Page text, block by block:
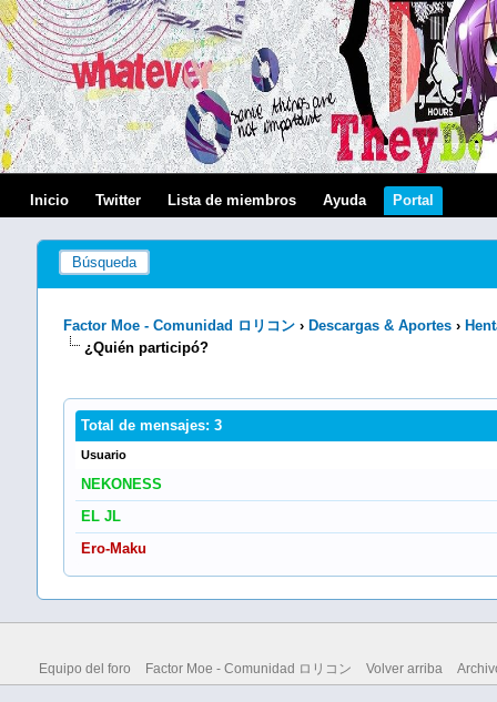
Inicio Twitter Lista de miembros Ayuda Portal
Búsqueda
Factor Moe - Comunidad ロリコン › Descargas & Aportes ›
¿Quién participó?
Total de mensajes: 3
Usuario
NEKONESS
EL JL
Ero-Maku
Equipo del foro Factor Moe - Comunidad ロリコン Volver arriba